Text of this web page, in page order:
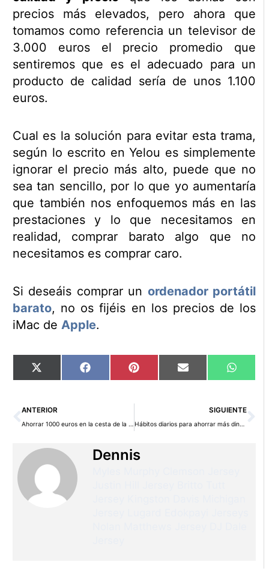
precios más elevados, pero ahora que
tomamos como referencia un televisor de
3.000 euros el precio promedio que
sentiremos que es el adecuado para un
producto de calidad sería de unos 1.100
euros.
Cual es la solución para evitar esta trama,
según lo escrito en Yelou es simplemente
ignorar el precio más alto, puede que no
sea tan sencillo, por lo que yo aumentaría
que también nos enfoquemos más en las
prestaciones y lo que necesitamos en
realidad, comprar barato algo que no
necesitamos es comprar caro.
Si deseáis comprar un ordenador portátil
barato, no os fijéis en los precios de los
iMac de Apple.
Compartir
en
X
(Twitter)
Compartir
en
Facebook Compartir
en
Pinterest Compartir
en
Email
en
Ant
ANTERIOR
Ahorrar 1000 euros en la cesta de la compra
SIGUIENTE
Hábitos diarios para ahorrar más dinero al año
Dennis